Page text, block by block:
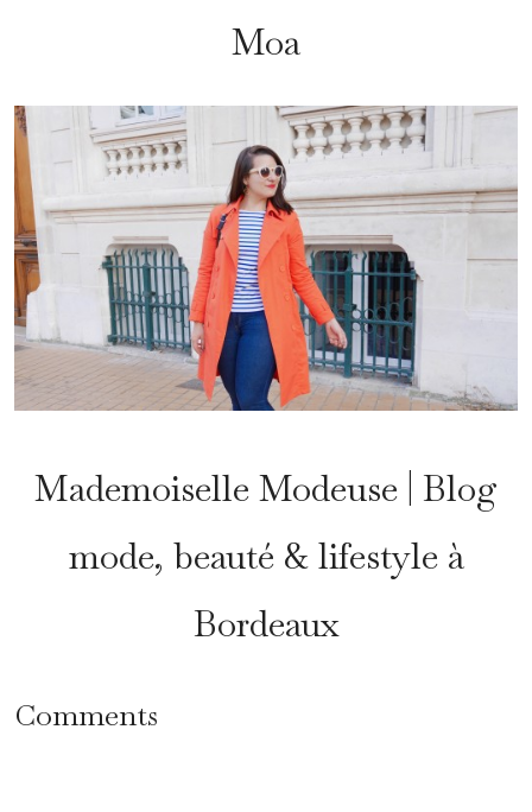
Moa
Mademoiselle Modeuse | Blog
mode, beauté & lifestyle à
Bordeaux
Comments